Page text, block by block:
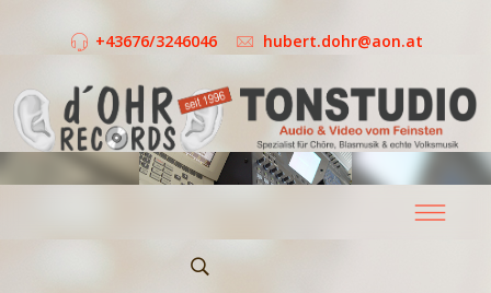
+43676/3246046 hubert.dohr@aon.at